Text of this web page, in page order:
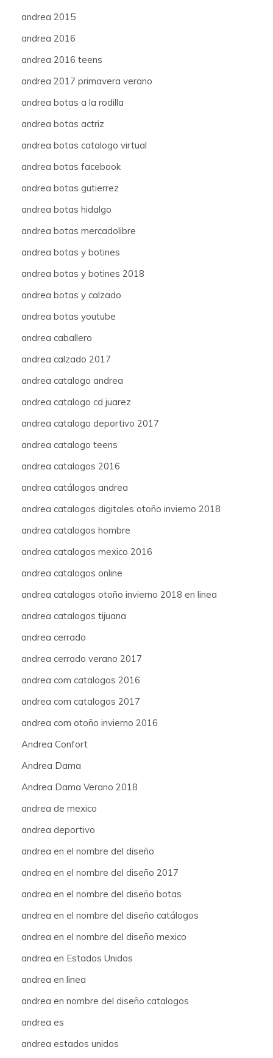
andrea 2015
andrea 2016
andrea 2016 teens
andrea 2017 primavera verano
andrea botas a la rodilla
andrea botas actriz
andrea botas catalogo virtual
andrea botas facebook
andrea botas gutierrez
andrea botas hidalgo
andrea botas mercadolibre
andrea botas y botines
andrea botas y botines 2018
andrea botas y calzado
andrea botas youtube
andrea caballero
andrea calzado 2017
andrea catalogo andrea
andrea catalogo cd juarez
andrea catalogo deportivo 2017
andrea catalogo teens
andrea catalogos 2016
andrea catálogos andrea
andrea catalogos digitales otoño invierno 2018
andrea catalogos hombre
andrea catalogos mexico 2016
andrea catalogos online
andrea catalogos otoño invierno 2018 en linea
andrea catalogos tijuana
andrea cerrado
andrea cerrado verano 2017
andrea com catalogos 2016
andrea com catalogos 2017
andrea com otoño invierno 2016
Andrea Confort
Andrea Dama
Andrea Dama Verano 2018
andrea de mexico
andrea deportivo
andrea en el nombre del diseño
andrea en el nombre del diseño 2017
andrea en el nombre del diseño botas
andrea en el nombre del diseño catálogos
andrea en el nombre del diseño mexico
andrea en Estados Unidos
andrea en linea
andrea en nombre del diseño catalogos
andrea es
andrea estados unidos